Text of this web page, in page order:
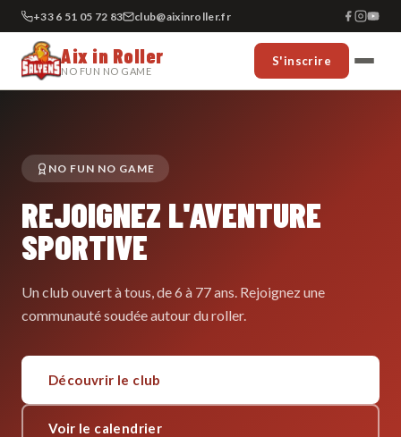
+33 6 51 05 72 83 club@aixinroller.fr
Aix in Roller
NO FUN NO GAME
S'inscrire
NO FUN NO GAME
REJOIGNEZ L'AVENTURE
SPORTIVE
Un club ouvert à tous, de 6 à 77 ans. Rejoignez une
communauté soudée autour du roller.
Découvrir le club
Voir le calendrier